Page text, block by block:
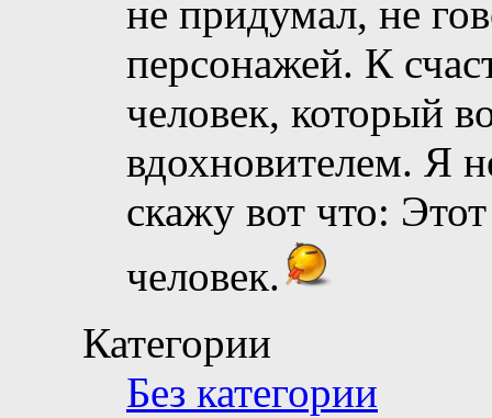
не придумал, не
персонажей. К
человек, который
вдохновителем. Я
скажу вот что:
человек.
Категории
Без категории